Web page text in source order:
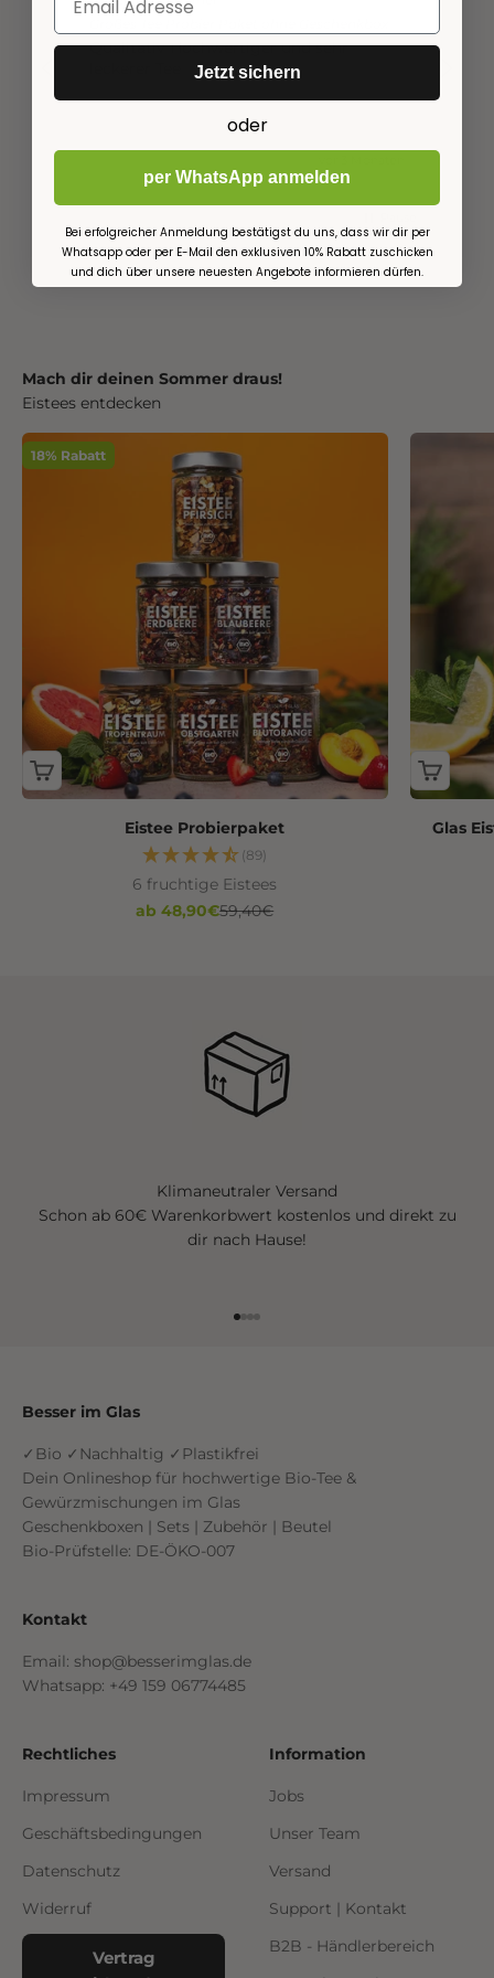
Qualitativ Hochwertiger und sehr
Mach dir deinen Sommer draus!
Eistees entdecken
18% Rabatt
Eistee Probierpaket
(89)
6 fruchtige Eistees
Angebot
ab 48,90€Regulärer Preis
59,40€
Glas
Klimaneutraler Versand
Schon ab 60€ Warenkorbwert kostenlos und direkt zu
dir nach Hause!
Besser im Glas
✓Bio ✓Nachhaltig ✓Plastikfrei
Dein Onlineshop für hochwertige Bio-Tee &
Gewürzmischungen im Glas
Geschenkboxen | Sets | Zubehör | Beutel
Bio-Prüfstelle: DE-ÖKO-007
Kontakt
Email: shop@besserimglas.de
Whatsapp: +49 159 06774485
Rechtliches
Impressum
Geschäftsbedingungen
Datenschutz
Widerruf
Vertrag
Information
Jobs
Unser Team
Versand
Support | Kontakt
B2B - Händlerbereich
Jetzt sichern
oder
per WhatsApp anmelden
Bei erfolgreicher Anmeldung bestätigst du uns, dass wir dir per
Whatsapp oder per E-Mail den exklusiven 10% Rabatt zuschicken
und dich über unsere neuesten Angebote informieren dürfen.